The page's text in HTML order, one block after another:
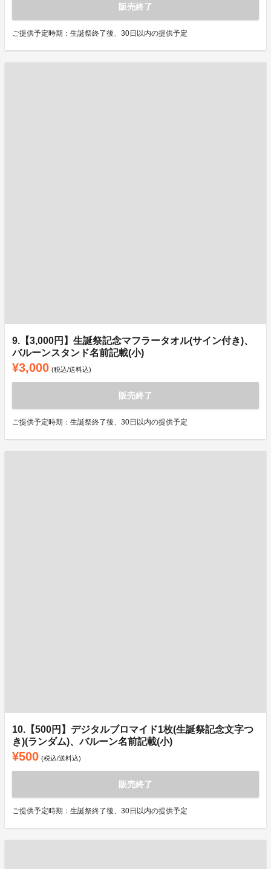
販売終了
ご提供予定時期：生誕祭終了後、30日以内の提供予定
9.【3,000円】生誕祭記念マフラータオル(サイン付き)、
バルーンスタンド名前記載(小)
¥3,000 (税込/送料込)
販売終了
ご提供予定時期：生誕祭終了後、30日以内の提供予定
10.【500円】デジタルブロマイド1枚(生誕祭記念文字つ
き)(ランダム)、バルーン名前記載(小)
¥500 (税込/送料込)
販売終了
ご提供予定時期：生誕祭終了後、30日以内の提供予定